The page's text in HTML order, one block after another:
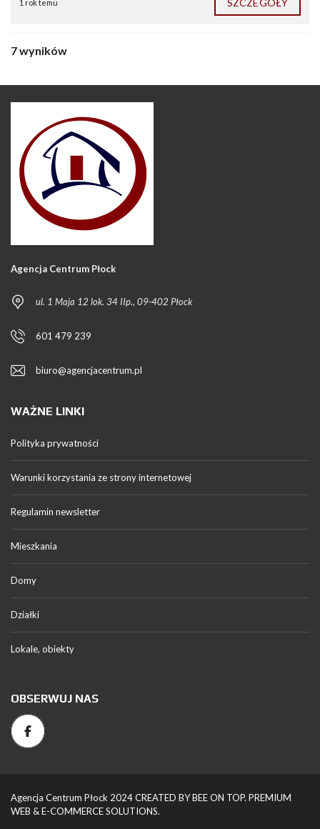
1 rok temu
7 wyników
Agencja Centrum Płock
ul. 1 Maja 12 lok. 34 IIp., 09-402 Płock
601 479 239
biuro@agencjacentrum.pl
WAŻNE LINKI
Polityka prywatności
Warunki korzystania ze strony internetowej
Regulamin newsletter
Mieszkania
Domy
Działki
Lokale, obiekty
OBSERWUJ NAS
Agencja Centrum Płock 2024 CREATED BY BEE ON TOP. PREMIUM
WEB & E-COMMERCE SOLUTIONS.